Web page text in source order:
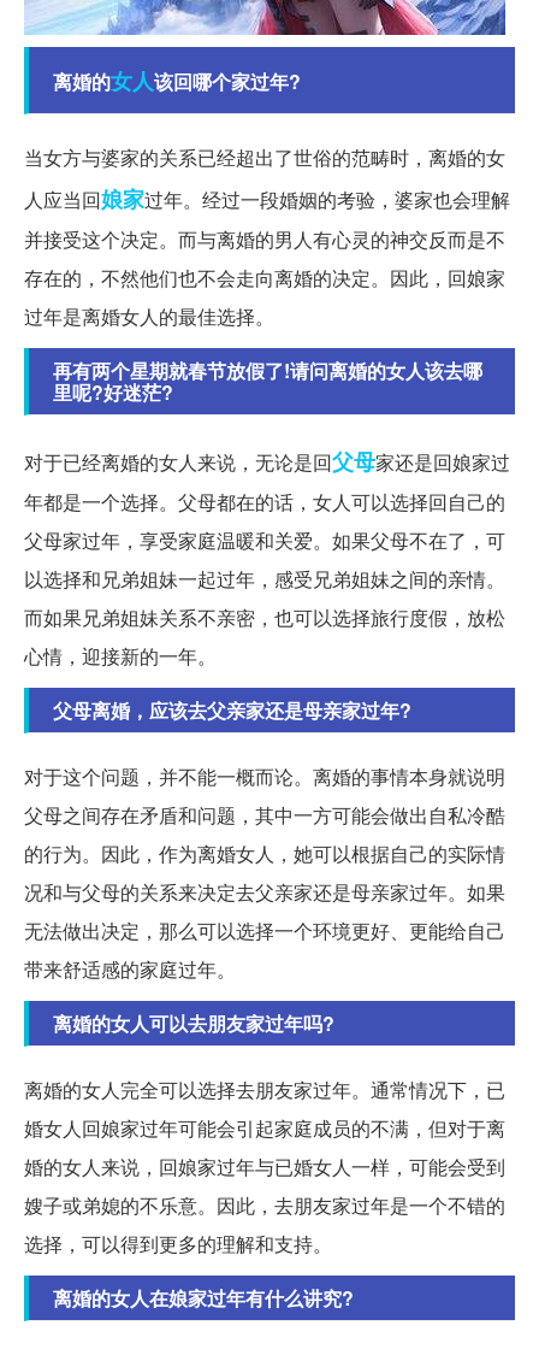
离婚的女人该回哪个家过年?
当女方与婆家的关系已经超出了世俗的范畴时，离婚的女
人应当回娘家过年。经过一段婚姻的考验，婆家也会理解
并接受这个决定。而与离婚的男人有心灵的神交反而是不
存在的，不然他们也不会走向离婚的决定。因此，回娘家
过年是离婚女人的最佳选择。
再有两个星期就春节放假了!请问离婚的女人该去哪
里呢?好迷茫?
对于已经离婚的女人来说，无论是回父母家还是回娘家过
年都是一个选择。父母都在的话，女人可以选择回自己的
父母家过年，享受家庭温暖和关爱。如果父母不在了，可
以选择和兄弟姐妹一起过年，感受兄弟姐妹之间的亲情。
而如果兄弟姐妹关系不亲密，也可以选择旅行度假，放松
心情，迎接新的一年。
父母离婚，应该去父亲家还是母亲家过年?
对于这个问题，并不能一概而论。离婚的事情本身就说明
父母之间存在矛盾和问题，其中一方可能会做出自私冷酷
的行为。因此，作为离婚女人，她可以根据自己的实际情
况和与父母的关系来决定去父亲家还是母亲家过年。如果
无法做出决定，那么可以选择一个环境更好、更能给自己
带来舒适感的家庭过年。
离婚的女人可以去朋友家过年吗?
离婚的女人完全可以选择去朋友家过年。通常情况下，已
婚女人回娘家过年可能会引起家庭成员的不满，但对于离
婚的女人来说，回娘家过年与已婚女人一样，可能会受到
嫂子或弟媳的不乐意。因此，去朋友家过年是一个不错的
选择，可以得到更多的理解和支持。
离婚的女人在娘家过年有什么讲究?